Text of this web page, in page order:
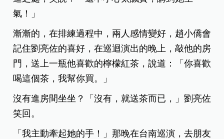
氣！」
漸漸的，在排練過程中，兩人感情變好，趙小僑會
記住劉亮佐的喜好，在巡迴演出的晚上，敲他的房
門，送上一瓶他喜歡的檸檬紅茶，說道：「你喜歡
喝這個茶，我幫你買。」
沒有進房間坐坐？「沒有，就送茶而已，」劉亮佐
笑回。
「我主動牽起她的手！」那晚在台南巡演，去朋友